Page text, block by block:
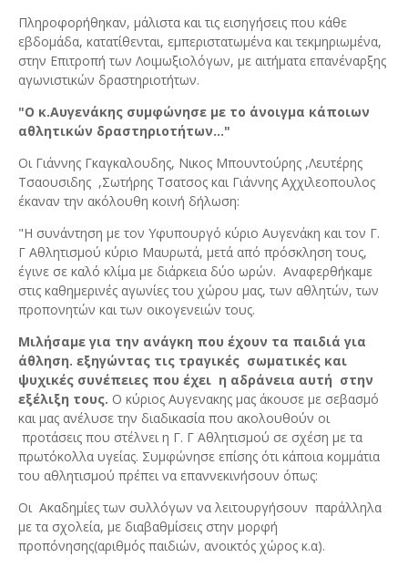
Πληροφορήθηκαν, μάλιστα και τις εισηγήσεις που κάθε
εβδομάδα, κατατίθενται, εμπεριστατωμένα και τεκμηριωμένα,
στην Επιτροπή των Λοιμωξιολόγων, με αιτήματα επανέναρξης
αγωνιστικών δραστηριοτήτων.
"Ο κ.Αυγενάκης συμφώνησε με το άνοιγμα κάποιων
αθλητικών δραστηριοτήτων..."
Οι Γιάννης Γκαγκαλουδης, Νικος Μπουντούρης ,Λευτέρης
Τσαουσιδης ,Σωτήρης Τσατσος και Γιάννης Αχχιλεοπουλος
έκαναν την ακόλουθη κοινή δήλωση:
"Η συνάντηση με τον Υφυπουργό κύριο Αυγενάκη και τον Γ.
Γ Αθλητισμού κύριο Μαυρωτά, μετά από πρόσκληση τους,
έγινε σε καλό κλίμα με διάρκεια δύο ωρών. Αναφερθήκαμε
στις καθημερινές αγωνίες του χώρου μας, των αθλητών, των
προπονητών και των οικογενειών τους.
Μιλήσαμε για την ανάγκη που έχουν τα παιδιά για
άθληση. εξηγώντας τις τραγικές σωματικές και
ψυχικές συνέπειες που έχει η αδράνεια αυτή στην
εξέλιξη τους. Ο κύριος Αυγενακης μας άκουσε με σεβασμό
και μας ανέλυσε την διαδικασία που ακολουθούν οι
προτάσεις που στέλνει η Γ. Γ Αθλητισμού σε σχέση με τα
πρωτόκολλα υγείας. Συμφώνησε επίσης ότι κάποια κομμάτια
του αθλητισμού πρέπει να επαννεκινήσουν όπως:
Οι Ακαδημίες των συλλόγων να λειτουργήσουν παράλληλα
με τα σχολεία, με διαβαθμίσεις στην μορφή
προπόνησης(αριθμός παιδιών, ανοικτός χώρος κ.α).